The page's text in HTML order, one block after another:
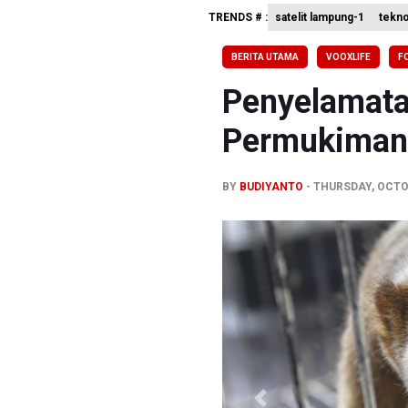
Menperin
Sri
TRENDS # : satelit lampung-1
BERITA UTAMA VOOXLIFE
BY BUDIYANTO THURSDAY,